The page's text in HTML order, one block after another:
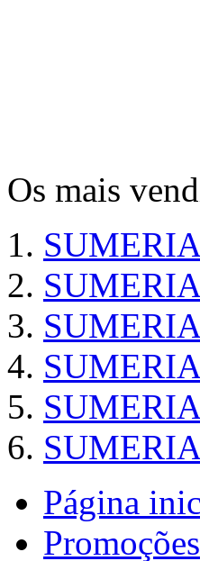
Os mais
Página
Promoções